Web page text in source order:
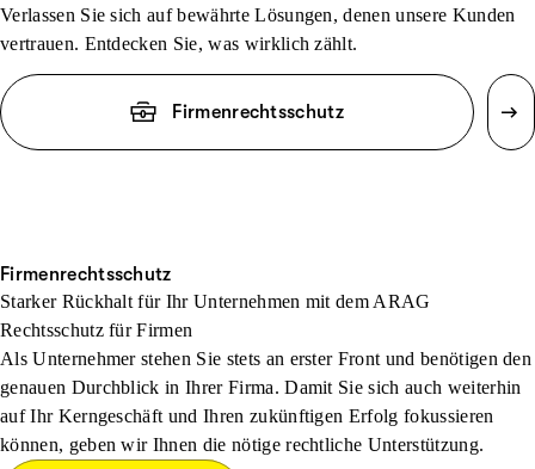
Verlassen Sie sich auf bewährte Lösungen, denen unsere Kunden
vertrauen. Entdecken Sie, was wirklich zählt.
Firmenrechtsschutz
Firmenrechtsschutz
Starker Rückhalt für Ihr Unternehmen mit dem ARAG
Rechtsschutz für Firmen
Als Unternehmer stehen Sie stets an erster Front und benötigen den
genauen Durchblick in Ihrer Firma. Damit Sie sich auch weiterhin
auf Ihr Kerngeschäft und Ihren zukünftigen Erfolg fokussieren
können, geben wir Ihnen die nötige rechtliche Unterstützung.